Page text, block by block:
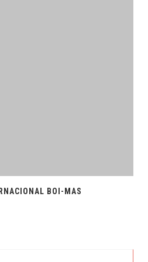
BOI-MAS